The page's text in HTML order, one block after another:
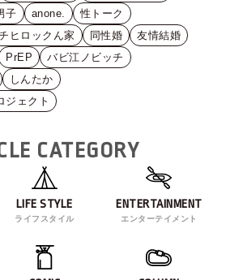
子
anone.
性トーク
ヒロックん家 同性婚
友情結婚
PrEP
バビ江ノビッチ
しんたか
ジェクト
CATEGORY
LIFE STYLE
ライフスタイル
ENTERTAINMENT
エンターテイメント